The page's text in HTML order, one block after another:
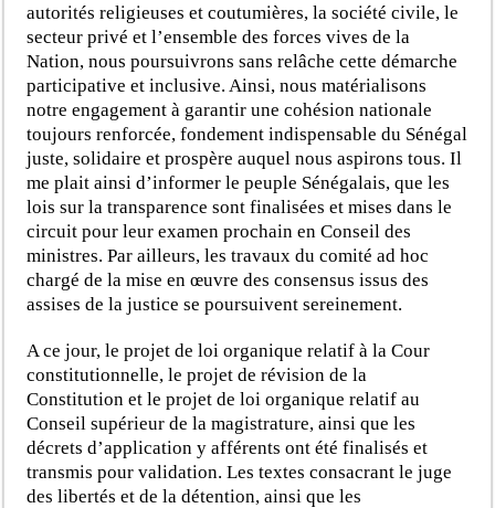
autorités religieuses et coutumières, la société civile, le
secteur privé et l’ensemble des forces vives de la
Nation, nous poursuivrons sans relâche cette démarche
participative et inclusive. Ainsi, nous matérialisons
notre engagement à garantir une cohésion nationale
toujours renforcée, fondement indispensable du Sénégal
juste, solidaire et prospère auquel nous aspirons tous. Il
me plait ainsi d’informer le peuple Sénégalais, que les
lois sur la transparence sont finalisées et mises dans le
circuit pour leur examen prochain en Conseil des
ministres. Par ailleurs, les travaux du comité ad hoc
chargé de la mise en œuvre des consensus issus des
assises de la justice se poursuivent sereinement.
A ce jour, le projet de loi organique relatif à la Cour
constitutionnelle, le projet de révision de la
Constitution et le projet de loi organique relatif au
Conseil supérieur de la magistrature, ainsi que les
décrets d’application y afférents ont été finalisés et
transmis pour validation. Les textes consacrant le juge
des libertés et de la détention, ainsi que les